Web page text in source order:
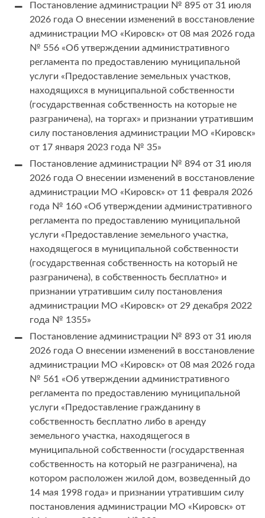
Постановление администрации № 895 от 31 июля
2026 года О внесении изменений в восстановление
администрации МО «Кировск» от 08 мая 2026 года
№ 556 «Об утверждении административного
регламента по предоставлению муниципальной
услуги «Предоставление земельных участков,
находящихся в муниципальной собственности
(государственная собственность на которые не
разграничена), на торгах» и признании утратившим
силу постановления администрации МО «Кировск»
от 17 января 2023 года № 35»
Постановление администрации № 894 от 31 июля
2026 года О внесении изменений в восстановление
администрации МО «Кировск» от 11 февраля 2026
года № 160 «Об утверждении административного
регламента по предоставлению муниципальной
услуги «Предоставление земельного участка,
находящегося в муниципальной собственности
(государственная собственность на который не
разграничена), в собственность бесплатно» и
признании утратившим силу постановления
администрации МО «Кировск» от 29 декабря 2022
года № 1355»
Постановление администрации № 893 от 31 июля
2026 года О внесении изменений в восстановление
администрации МО «Кировск» от 08 мая 2026 года
№ 561 «Об утверждении административного
регламента по предоставлению муниципальной
услуги «Предоставление гражданину в
собственность бесплатно либо в аренду
земельного участка, находящегося в
муниципальной собственности (государственная
собственность на который не разграничена), на
котором расположен жилой дом, возведенный до
14 мая 1998 года» и признании утратившим силу
постановления администрации МО «Кировск» от